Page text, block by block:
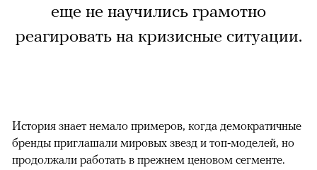
еще не научились грамотно
реагировать на кризисные ситуации.
История знает немало примеров, когда демократичные
бренды приглашали мировых звезд и топ-моделей, но
продолжали работать в прежнем ценовом сегменте.